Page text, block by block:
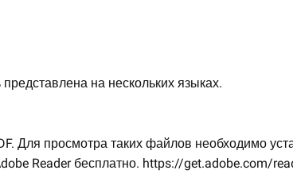
на нескольких языках.
Для просмотра таких файлов необходимо
Reader бесплатно. https://get.adobe.com/